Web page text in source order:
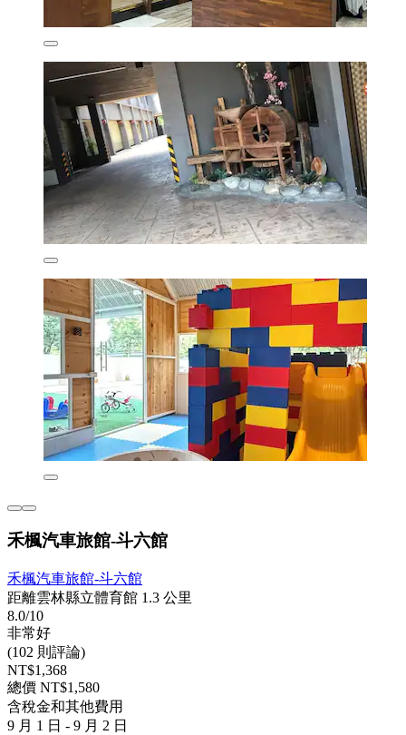
禾楓汽車旅館-斗六館
禾楓汽車旅館-斗六館
距離雲林縣立體育館 1.3 公里
8.0/10
非常好
(102 則評論)
NT$1,368
總價 NT$1,580
含稅金和其他費用
9 月 1 日 - 9 月 2 日